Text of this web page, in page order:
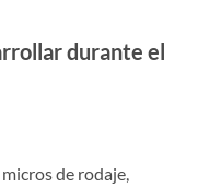
durante el
de rodaje,